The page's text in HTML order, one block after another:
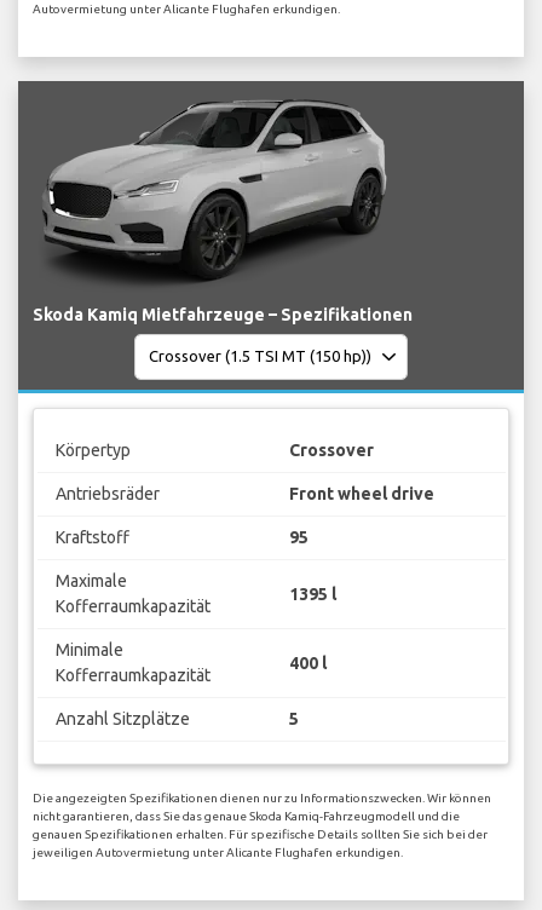
Autovermietung unter Alicante Flughafen erkundigen.
Skoda Kamiq Mietfahrzeuge – Spezifikationen
Körpertyp Crossover
Antriebsräder Front wheel drive
Kraftstoff 95
Maximale
Kofferraumkapazität
1395 l
Minimale
Kofferraumkapazität
400 l
Anzahl Sitzplätze 5
Die angezeigten Spezifikationen dienen nur zu Informationszwecken. Wir können
nicht garantieren, dass Sie das genaue Skoda Kamiq-Fahrzeugmodell und die
genauen Spezifikationen erhalten. Für spezifische Details sollten Sie sich bei der
jeweiligen Autovermietung unter Alicante Flughafen erkundigen.